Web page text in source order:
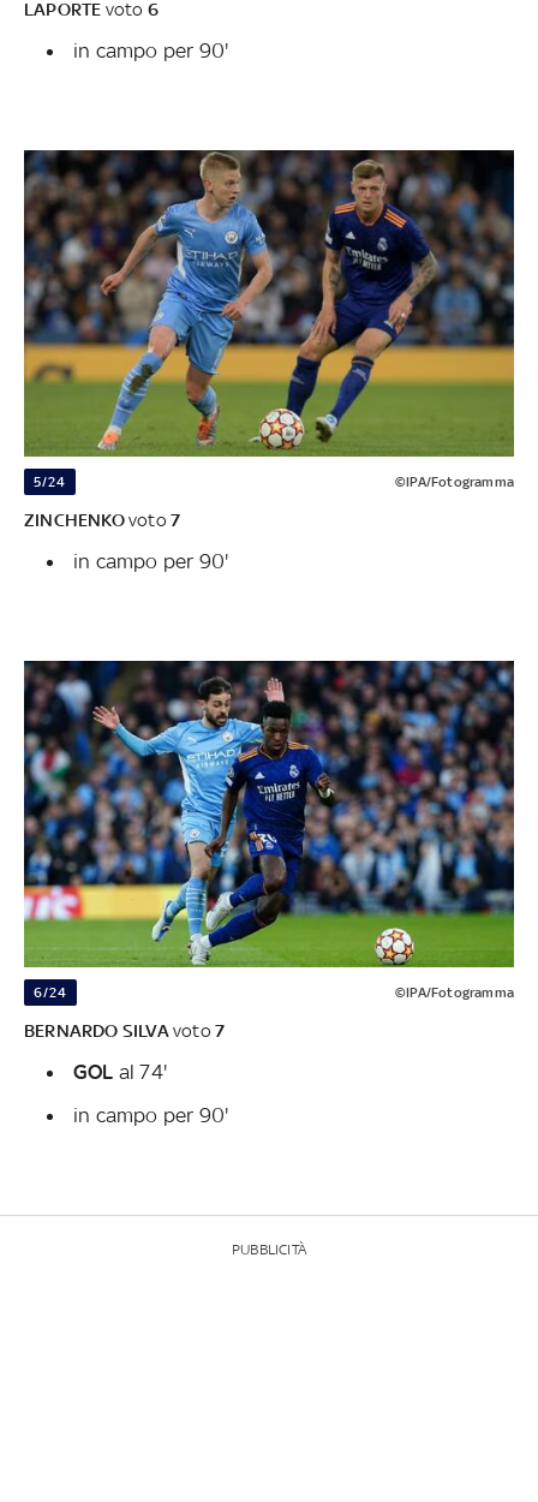
LAPORTE voto 6
in campo per 90'
5/24 ©IPA/Fotogramma
ZINCHENKOvoto7
in campo per 90'
6/24 ©IPA/Fotogramma
BERNARDO SILVA voto 7
GOL al 74'
in campo per 90'
PUBBLICITÀ